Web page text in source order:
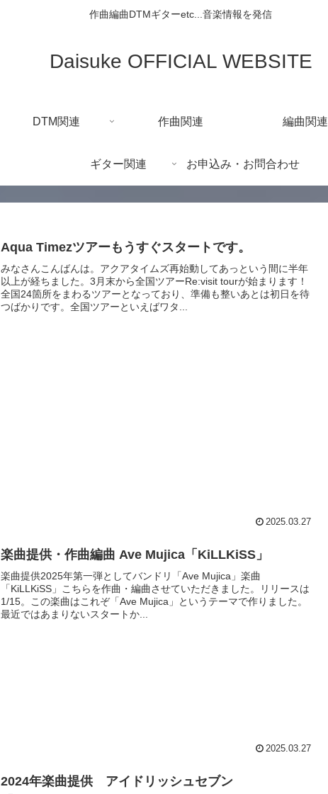
作曲編曲DTMギターetc...音楽情報を発信
Daisuke OFFICIAL WEBSITE
DTM関連 作曲関連 編曲関連
ギター関連 お申込み・お問合わせ
Aqua Timezツアーもうすぐスタートです。
みなさんこんばんは。アクアタイムズ再始動してあっという間に半年
以上が経ちました。3月末から全国ツアーRe:visit tourが始まります！
全国24箇所をまわるツアーとなっており、準備も整いあとは初日を待
つばかりです。全国ツアーといえばワタ...
2025.03.27
楽曲提供・作曲編曲 Ave Mujica「KiLLKiSS」
楽曲提供2025年第一弾としてバンドリ「Ave Mujica」楽曲
「KiLLKiSS」こちらを作曲・編曲させていただきました。リリースは
1/15。この楽曲はこれぞ「Ave Mujica」というテーマで作りました。
最近ではあまりないスタートか...
2025.03.27
2024年楽曲提供 アイドリッシュセブン